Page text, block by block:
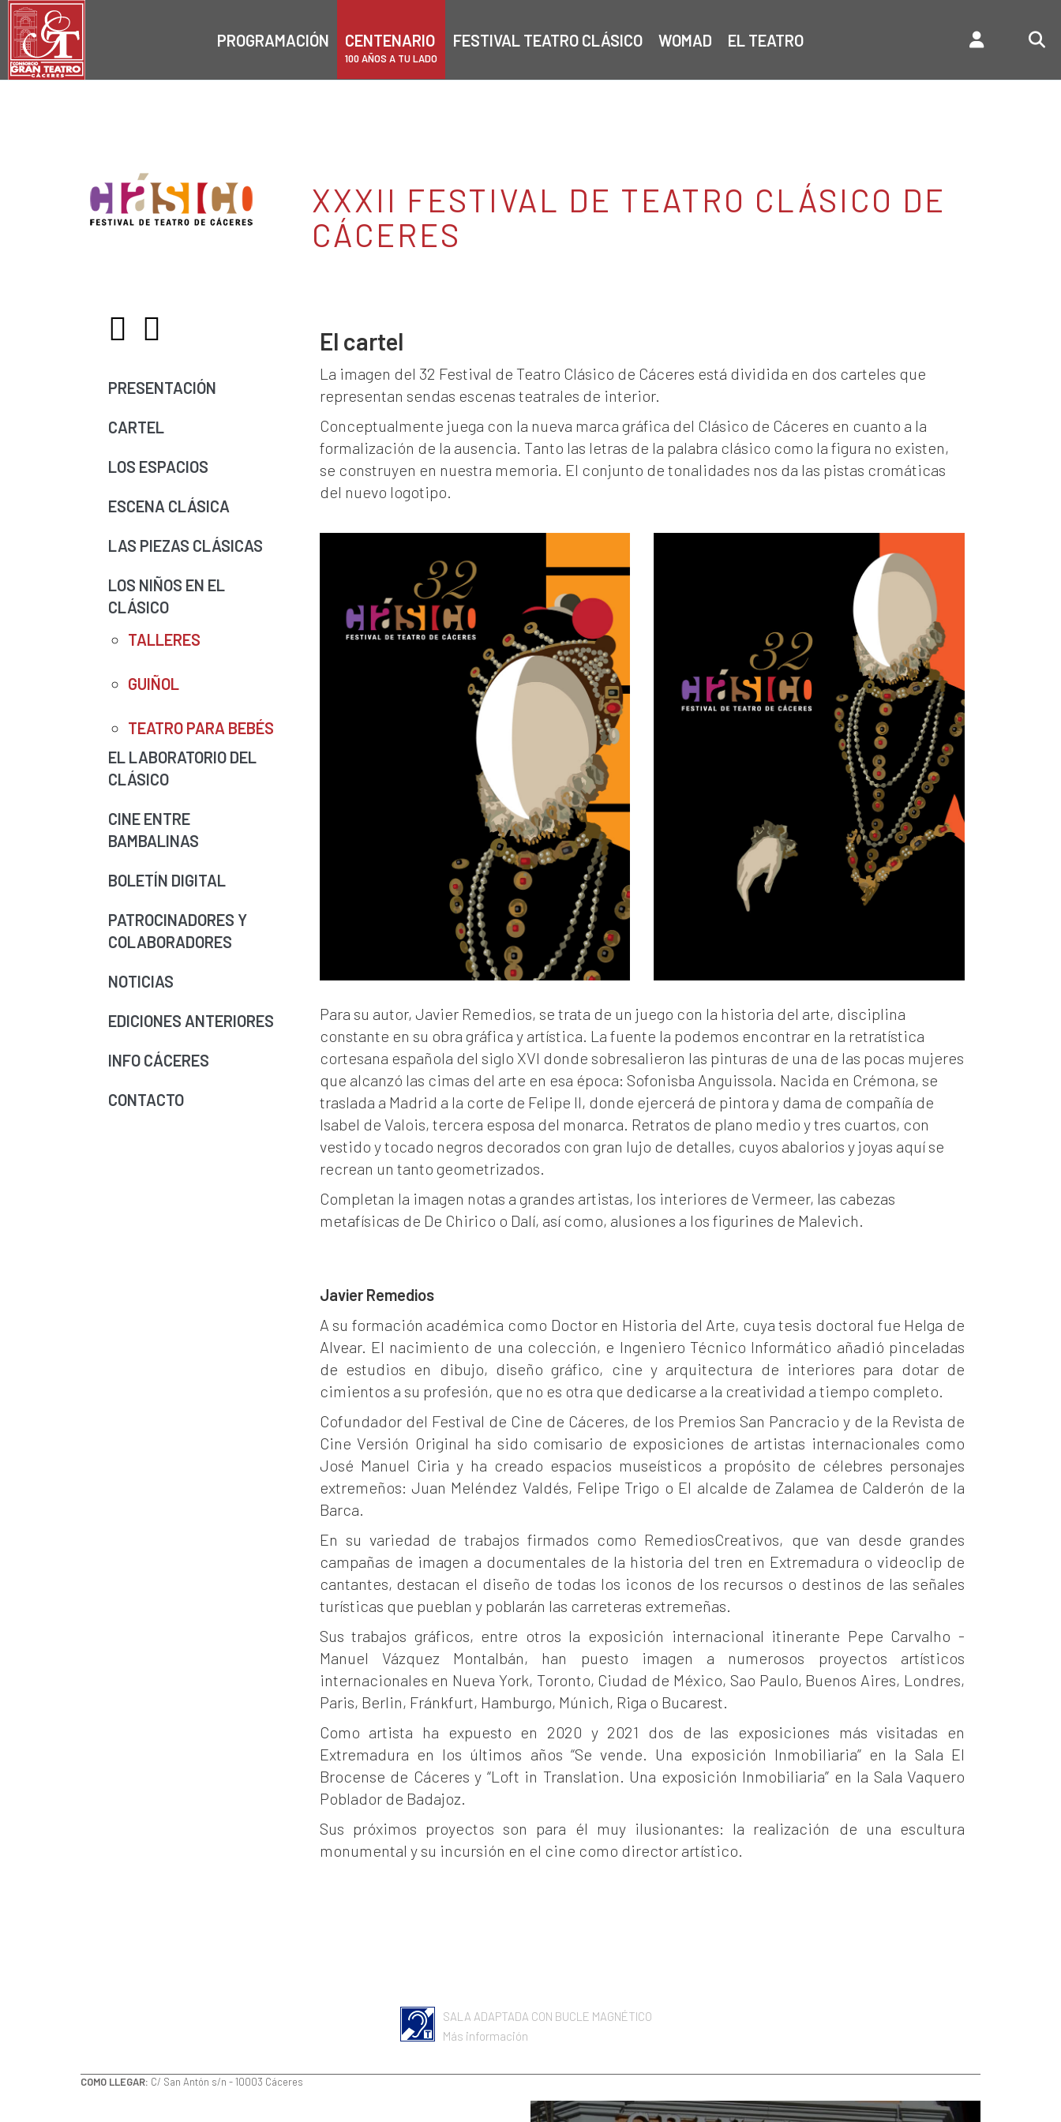
PROGRAMACIÓN CENTENARIO
100 AÑOS A TU LADO
FESTIVAL TEATRO CLÁSICO WOMAD EL TEATRO
XXXII FESTIVAL DE TEATRO CLÁSICO DE
CÁCERES
PRESENTACIÓN
CARTEL
LOS ESPACIOS
ESCENA CLÁSICA
LAS PIEZAS CLÁSICAS
LOS NIÑOS EN EL
CLÁSICO
TALLERES
GUIÑOL
TEATRO PARA BEBÉS
EL LABORATORIO DEL
CLÁSICO
CINE ENTRE
BAMBALINAS
BOLETÍN DIGITAL
PATROCINADORES Y
COLABORADORES
NOTICIAS
EDICIONES ANTERIORES
INFO CÁCERES
CONTACTO
El cartel
La imagen del 32 Festival de Teatro Clásico de Cáceres está dividida en dos carteles que
representan sendas escenas teatrales de interior.
Conceptualmente juega con la nueva marca gráfica del Clásico de Cáceres en cuanto a la
formalización de la ausencia. Tanto las letras de la palabra clásico como la figura no existen,
se construyen en nuestra memoria. El conjunto de tonalidades nos da las pistas cromáticas
del nuevo logotipo.
Para su autor, Javier Remedios, se trata de un juego con la historia del arte, disciplina
constante en su obra gráfica y artística. La fuente la podemos encontrar en la retratística
cortesana española del siglo XVI donde sobresalieron las pinturas de una de las pocas mujeres
que alcanzó las cimas del arte en esa época: Sofonisba Anguissola. Nacida en Crémona, se
traslada a Madrid a la corte de Felipe II, donde ejercerá de pintora y dama de compañía de
Isabel de Valois, tercera esposa del monarca. Retratos de plano medio y tres cuartos, con
vestido y tocado negros decorados con gran lujo de detalles, cuyos abalorios y joyas aquí se
recrean un tanto geometrizados.
Completan la imagen notas a grandes artistas, los interiores de Vermeer, las cabezas
metafísicas de De Chirico o Dalí, así como, alusiones a los figurines de Malevich.
Javier Remedios
A su formación académica como Doctor en Historia del Arte, cuya tesis doctoral fue Helga de
Alvear. El nacimiento de una colección, e Ingeniero Técnico Informático añadió pinceladas
de estudios en dibujo, diseño gráfico, cine y arquitectura de interiores para dotar de
cimientos a su profesión, que no es otra que dedicarse a la creatividad a tiempo completo.
Cofundador del Festival de Cine de Cáceres, de los Premios San Pancracio y de la Revista de
Cine Versión Original ha sido comisario de exposiciones de artistas internacionales como
José Manuel Ciria y ha creado espacios museísticos a propósito de célebres personajes
extremeños: Juan Meléndez Valdés, Felipe Trigo o El alcalde de Zalamea de Calderón de la
Barca.
En su variedad de trabajos firmados como RemediosCreativos, que van desde grandes
campañas de imagen a documentales de la historia del tren en Extremadura o videoclip de
cantantes, destacan el diseño de todas los iconos de los recursos o destinos de las señales
turísticas que pueblan y poblarán las carreteras extremeñas.
Sus trabajos gráficos, entre otros la exposición internacional itinerante Pepe Carvalho -
Manuel Vázquez Montalbán, han puesto imagen a numerosos proyectos artísticos
internacionales en Nueva York, Toronto, Ciudad de México, Sao Paulo, Buenos Aires, Londres,
Paris, Berlin, Fránkfurt, Hamburgo, Múnich, Riga o Bucarest.
Como artista ha expuesto en 2020 y 2021 dos de las exposiciones más visitadas en
Extremadura en los últimos años “Se vende. Una exposición Inmobiliaria” en la Sala El
Brocense de Cáceres y “Loft in Translation. Una exposición Inmobiliaria” en la Sala Vaquero
Poblador de Badajoz.
Sus próximos proyectos son para él muy ilusionantes: la realización de una escultura
monumental y su incursión en el cine como director artístico.
SALA ADAPTADA CON BUCLE MAGNÉTICO
Más información
COMO LLEGAR: C/ San Antón s/n - 10003 Cáceres